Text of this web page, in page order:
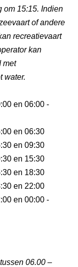
om 15:15. Indien
of andere
recreatievaart
kan
met
water.
en 06:00 -
en 06:30
en 09:30
en 15:30
en 18:30
en 22:00
en 00:00 -
06.00 –